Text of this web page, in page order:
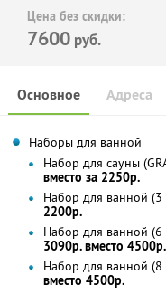
Цена без скидки:
7600 руб.
Основное Адреса
Наборы для ванной
Набор для сауны
вместо за 2250р.
Набор для ванной (3
2200р.
Набор для ванной (6
3090р. вместо 4500р.
Набор для ванной (8
вместо 4500р.